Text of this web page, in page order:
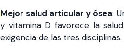
Mejor salud articular y ósea:
y vitamina D favorece la
exigencia de las tres disciplinas.